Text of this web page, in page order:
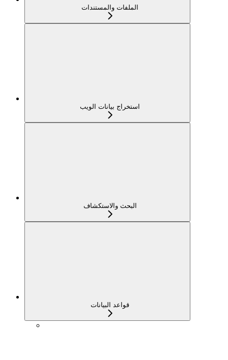
الملفات والمستندات
استخراج بيانات الويب
البحث والاستكشاف
قواعد البيانات